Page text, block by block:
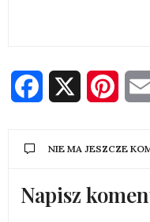
Facebook
NIE MA JESZCZE
Napisz